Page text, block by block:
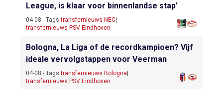
League, is klaar voor binnenlandse stap'
04-08 - Tags:transfernieuws NEC
transfernieuws PSV Eindhoven
Bologna, La Liga of de recordkampioen? Vijf
ideale vervolgstappen voor Veerman
04-08 - Tags:transfernieuws Bologna
transfernieuws PSV Eindhoven